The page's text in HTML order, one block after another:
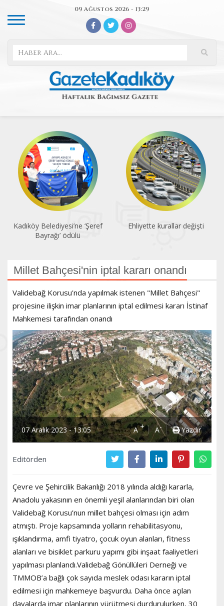
09 Ağustos 2026 - 13:29
Kadıköy Belediyesi’ne ‘Şeref
Bayrağı’ ödülü
Ehliyette kurallar değişti
Millet Bahçesi'nin iptal kararı onandı
Validebağ Korusu'nda yapılmak istenen "Millet Bahçesi"
projesine ilişkin imar planlarının iptal edilmesi kararı İstinaf
Mahkemesi tarafından onandı
07 Aralık 2023 - 13:05 A+ A- Yazdır
Editörden
Çevre ve Şehircilik Bakanlığı 2018 yılında aldığı kararla,
Anadolu yakasının en önemli yeşil alanlarından biri olan
Validebağ Korusu’nun millet bahçesi olması için adım
atmıştı. Proje kapsamında yolların rehabilitasyonu,
ışıklandırma, amfi tiyatro, çocuk oyun alanları, fitness
alanları ve bisiklet parkuru yapımı gibi inşaat faaliyetleri
yapılması planlandı.Validebağ Gönüllüleri Derneği ve
TMMOB’a bağlı çok sayıda meslek odası kararın iptal
edilmesi için mahkemeye başvurdu. Daha önce açılan
davalarda imar planlarının yürütmesi durdurulurken, 30